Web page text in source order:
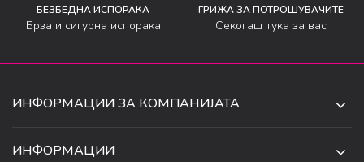
БЕЗБЕДНА ИСПОРАКА
Брза и сигурна испорака
ГРИЖА ЗА ПОТРОШУВАЧИТЕ
Секогаш тука за вас
ИНФОРМАЦИИ ЗА КОМПАНИЈАТА
ИНФОРМАЦИИ